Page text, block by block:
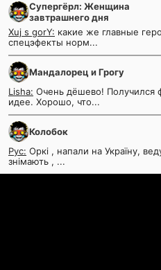
Супергёрл: Женщина
завтрашнего дня
Xuj s gorY: какие же главные
спецэфекты норм...
Мандалорец и Грогу
Lisha: Очень дёшево! Получился
идее. Хорошо, что...
Колобок
Рус: Оркі , напали на Україну,
знімають , ...